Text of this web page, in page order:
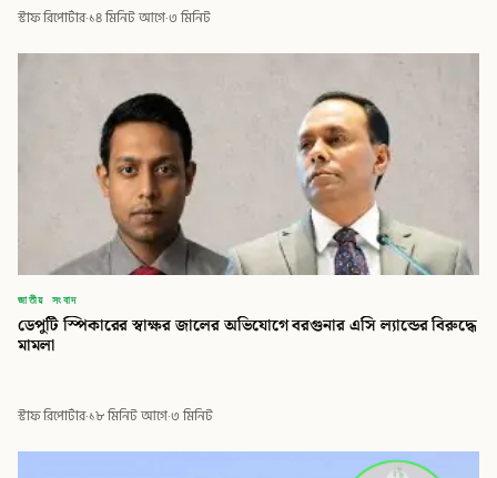
স্টাফ রিপোর্টার·১৪ মিনিট আগে·৩ মিনিট
জাতীয় সংবাদ
ডেপুটি স্পিকারের স্বাক্ষর জালের অভিযোগে বরগুনার এসি ল্যান্ডের বিরুদ্ধে
মামলা
স্টাফ রিপোর্টার·১৮ মিনিট আগে·৩ মিনিট